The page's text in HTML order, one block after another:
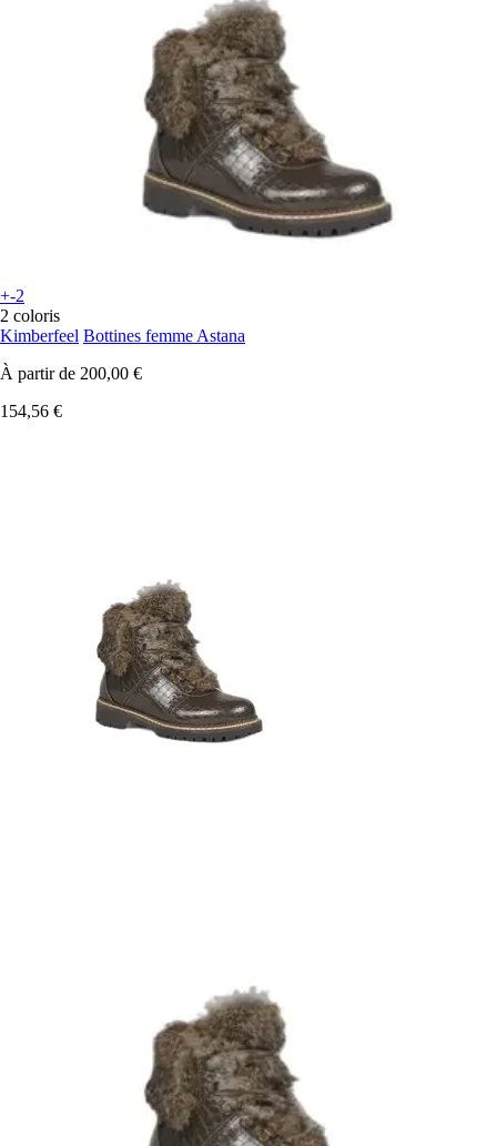
+-2
2 coloris
Kimberfeel Bottines femme Astana
À partir de 200,00 €
154,56 €